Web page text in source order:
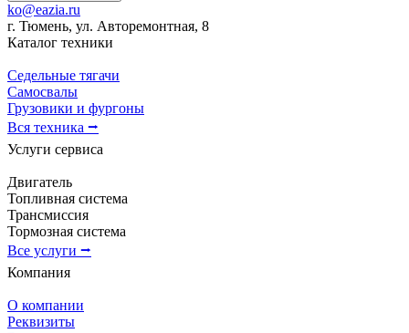
ko@eazia.ru
г. Тюмень, ул. Авторемонтная, 8
Каталог техники
Седельные тягачи
Самосвалы
Грузовики и фургоны
Вся техника ⭢
Услуги сервиса
Двигатель
Топливная система
Трансмиссия
Тормозная система
Все услуги ⭢
Компания
О компании
Реквизиты